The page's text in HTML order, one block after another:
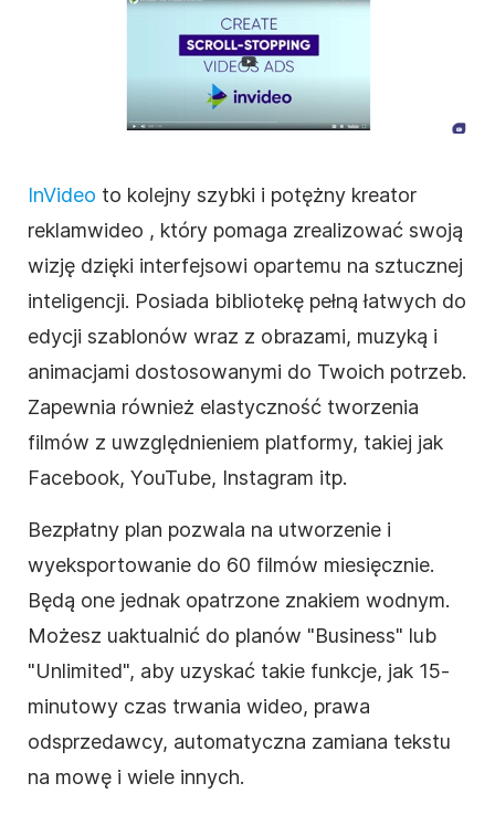
InVideo to kolejny szybki i potężny kreator
reklamwideo , który pomaga zrealizować swoją
wizję dzięki interfejsowi opartemu na sztucznej
inteligencji. Posiada bibliotekę pełną łatwych do
edycji szablonów wraz z obrazami, muzyką i
animacjami dostosowanymi do Twoich potrzeb.
Zapewnia również elastyczność tworzenia
filmów z uwzględnieniem platformy, takiej jak
Facebook, YouTube, Instagram itp.
Bezpłatny plan pozwala na utworzenie i
wyeksportowanie do 60 filmów miesięcznie.
Będą one jednak opatrzone znakiem wodnym.
Możesz uaktualnić do planów "Business" lub
"Unlimited", aby uzyskać takie funkcje, jak 15-
minutowy czas trwania wideo, prawa
odsprzedawcy, automatyczna zamiana tekstu
na mowę i wiele innych.